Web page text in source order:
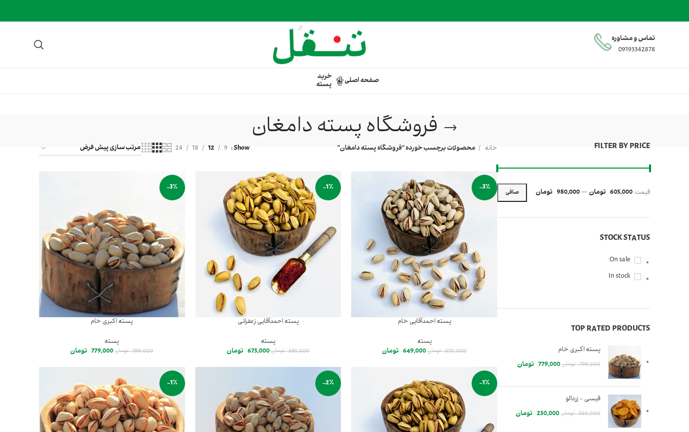
تماس و مشاوره
09193342878
صفحه اصلی
خرید
پسته
فروشگاه پسته دامغان
FILTER BY PRICE
صافی قيمت:605,000 تومان —980,000 تومان
STOCK STATUS
On sale
In stock
TOP RATED PRODUCTS
پسته اکبری خام
799,000 تومان779,000 تومان
قیسی - زردالو
260,000 تومان250,000 تومان
خانه محصولات برچسب خورده “فروشگاه پسته دامغان” Show
9
12
18
24
-3%
پسته احمدآقایی خام
پسته
670,000 تومان649,000 تومان
-1%
پسته احمدآقایی زعفرانی
پسته
685,000 تومان675,000 تومان
-3%
پسته اکبری خام
پسته
799,000 تومان 779,000 تومان
-1%
-2%
-1%